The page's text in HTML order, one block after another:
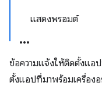
แสดงพรอมต์
ข้อความแจ้งให้ติดตั้งแอ
ตั้งแอปที่มาพร้อมเครื่อง